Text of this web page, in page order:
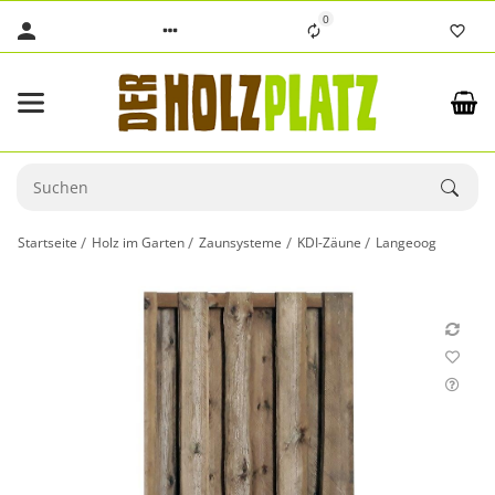
0
Startseite Holz im Garten Zaunsysteme KDI-Zäune Langeoog